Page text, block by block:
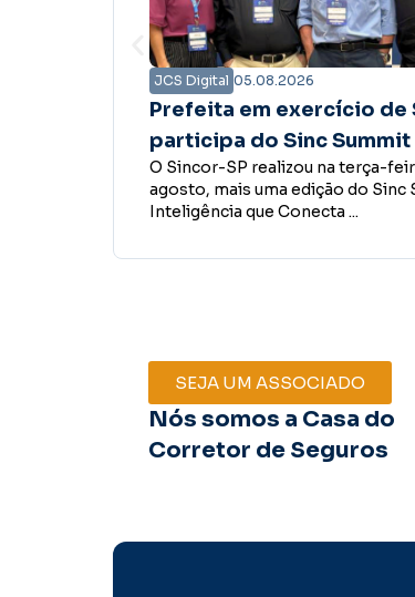
JCS Digital 05.08.2026
Presidente do Sincor-
encontro com
Tarcísio de Freitas para
fortalecer diálogo em
O presidente do Sincor-SP,
esteve com o governador do
São Paulo, Tarcísio de Freitas, ...
SEJA UM ASSOCIADO
Nós somos a Casa do
Corretor de Seguros